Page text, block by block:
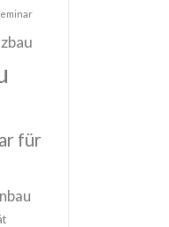
für